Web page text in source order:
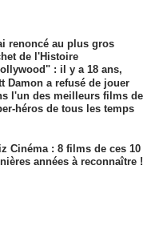
renoncé au plus gros
de l'Histoire
: il y a 18 ans,
Damon a refusé de jouer
l'un des meilleurs films de
héros de tous les temps
Cinéma : 8 films de ces 10
années à reconnaître !